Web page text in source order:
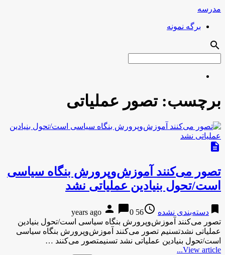
مدرسه
برگه نمونه
search
برچسب:تصور عملیاتی
description
تصور می‌کنند آموزش‌وپرورش بنگاه سیاسی
است/تحول بنیادین عملیاتی نشد
bookmark دسته‌بندی نشده access_time
56 years ago
person chat_bubble0
تصور می‌کنند آموزش‌وپرورش بنگاه سیاسی است/تحول بنیادین
عملیاتی نشدتسنیم تصور می‌کنند آموزش‌وپرورش بنگاه سیاسی
است/تحول بنیادین عملیاتی نشد تسنیمتصور می‌کنند …
View article...